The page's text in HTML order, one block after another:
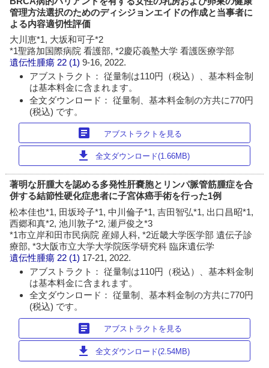
管理方法選択のためのディシジョンエイドの作成と当事者に
よる内容適切性評価
大川恵*1, 大坂和可子*2
*1聖路加国際病院 看護部, *2慶応義塾大学 看護医療学部
遺伝性腫瘍 22 (1)9-16, 2022.
アブストラクト： 従量制は110円（税込）、基本料金制
は基本料金に含まれます。
全文ダウンロード： 従量制、基本料金制の方共に770円
(税込) です。
article アブストラクトを見る
download 全文ダウンロード(1.66MB)
著明な肝腫大を認める多発性肝嚢胞とリンパ脈管筋腫症を合
併する結節性硬化症患者に子宮体癌手術を行った1例
松本佳也*1, 田坂玲子*1, 中川倫子*1, 吉田智弘*1, 出口昌昭*1,
西郷和真*2, 池川敦子*2, 瀬戸俊之*3
*1市立岸和田市民病院 産婦人科, *2近畿大学医学部 遺伝子診
療部, *3大阪市立大学大学院医学研究科 臨床遺伝学
遺伝性腫瘍 22 (1) 17-21, 2022.
アブストラクト： 従量制は110円（税込）、基本料金制
は基本料金に含まれます。
全文ダウンロード： 従量制、基本料金制の方共に770円
(税込) です。
article アブストラクトを見る
download 全文ダウンロード(2.54MB)